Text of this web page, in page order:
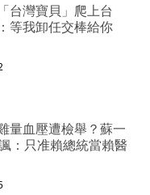
台灣寶貝」爬上台
等我卸任交棒給你
量血壓遭檢舉？蘇一
：只准賴總統當賴醫